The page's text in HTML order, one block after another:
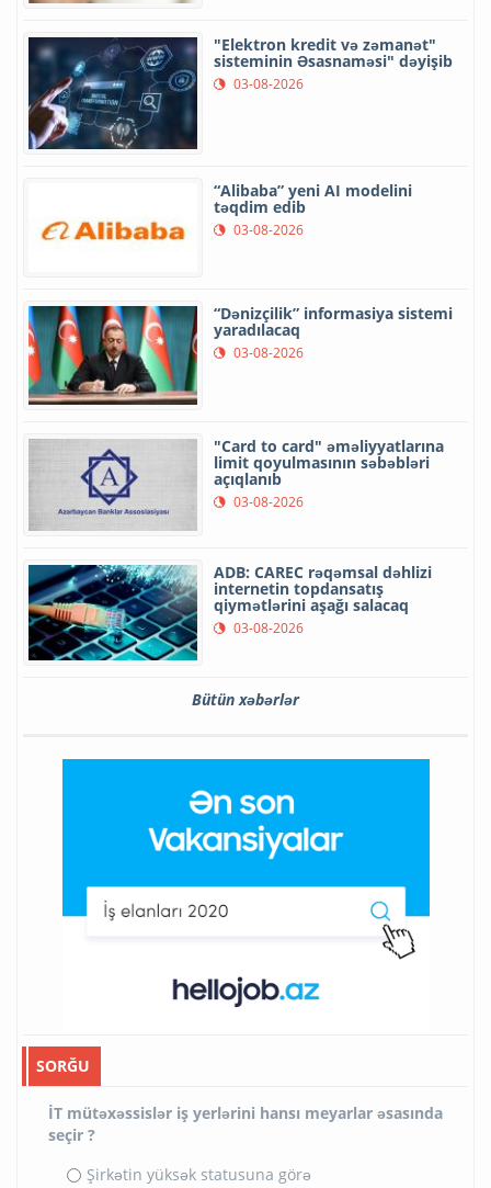
"Elektron kredit və zəmanət"
sisteminin Əsasnaməsi" dəyişib
03-08-2026
“Alibaba” yeni AI modelini
təqdim edib
03-08-2026
“Dənizçilik” informasiya sistemi
yaradılacaq
03-08-2026
"Card to card" əməliyyatlarına
limit qoyulmasının səbəbləri
açıqlanıb
03-08-2026
ADB: CAREC rəqəmsal dəhlizi
internetin topdansatış
qiymətlərini aşağı salacaq
03-08-2026
Bütün xəbərlər
SORĞU
İT mütəxəssislər iş yerlərini hansı meyarlar əsasında
seçir ?
Şirkətin yüksək statusuna görə